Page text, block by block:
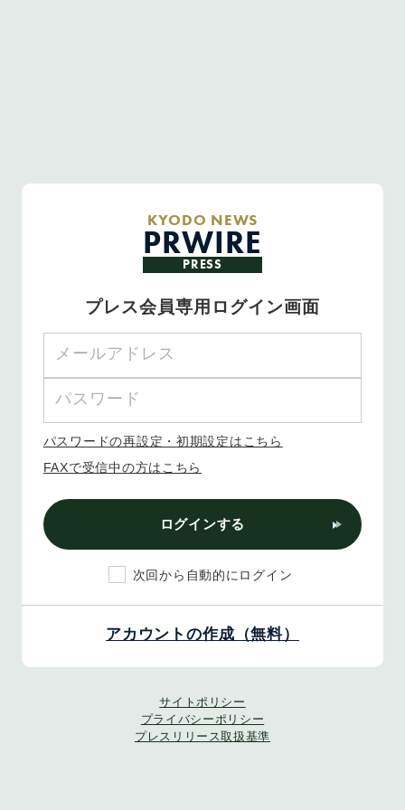
KYODO NEWS
PRWIRE
PRESS
プレス会員専用ログイン画面
パスワードの再設定・初期設定はこちら
FAXで受信中の方はこちら
ログインする
次回から自動的にログイン
アカウントの作成（無料）
サイトポリシー
プライバシーポリシー
プレスリリース取扱基準